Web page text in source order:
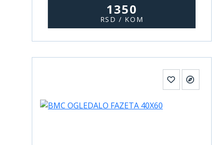
1350
RSD / KOM